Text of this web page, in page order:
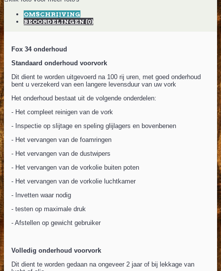
OMSCHRIJVING
BEOORDELINGEN (0)
Fox 34 onderhoud
Standaard onderhoud voorvork
Dit dient te worden uitgevoerd na 100 rij uren, met goed onderhoud
bent u verzekerd van een langere levensduur van uw vork
Het onderhoud bestaat uit de volgende onderdelen:
- Het compleet reinigen van de vork
- Inspectie op slijtage en speling glijlagers en bovenbenen
- Het vervangen van de foamringen
- Het vervangen van de dustwipers
- Het vervangen van de vorkolie buiten poten
- Het vervangen van de vorkolie luchtkamer
- Invetten waar nodig
- testen op maximale druk
- Afstellen op gewicht gebruiker
Volledig onderhoud voorvork
Dit dient te worden gedaan na ongeveer 2 jaar of bij lekkage van